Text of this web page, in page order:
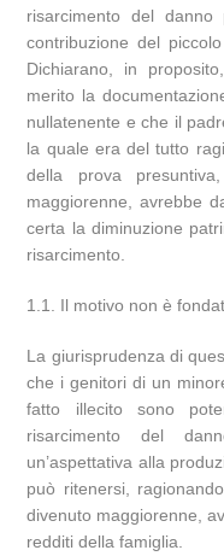
risarcimento del
contribuzione del
Dichiarano, in
merito la
nullatenente e che il
la quale era del tutto
della prova
maggiorenne, avrebbe
certa la diminuzione
risarcimento.
1.1. Il motivo non è
La giurisprudenza di
che i genitori di un
fatto illecito sono
risarcimento del
un’aspettativa alla
può ritenersi,
divenuto maggiorenne,
redditi della famiglia.